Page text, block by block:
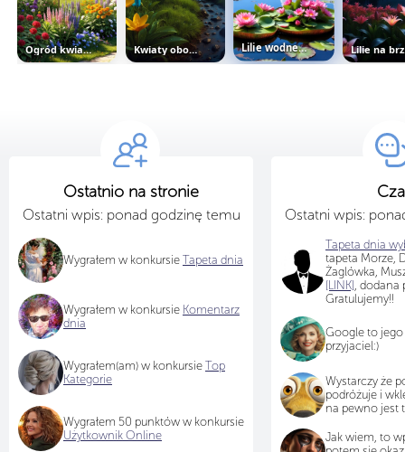
Ogród kwiatowy na brzegu jeziora Kwiaty obok strumienia i tęcza nad... Lilie wodne na rzece i góry w...
Ostatnio na stronie
Ostatni wpis: ponad godzinę temu
Wygrałem w konkursie Tapeta dnia
Wygrałem w konkursie Komentarz
dnia
Wygrałem(am) w konkursie Top
Kategorie
Wygrałem 50 punktów w konkursie
Użytkownik Online
Ostatni wpis:
Tapeta dnia
tapeta Morze,
Żaglówka,
[LINK] , dodana
Gratulujemy!!
Google to jego
przyjaciel:)
Wystarczy że
podróżuje i
na pewno jest
Jak wiem, to